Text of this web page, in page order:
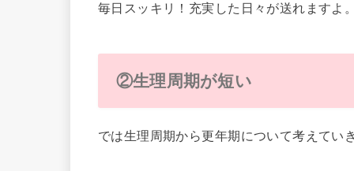
毎日スッキリ！充実した日々が送れますよ。
②生理周期が短い
では生理周期から更年期について考えてい